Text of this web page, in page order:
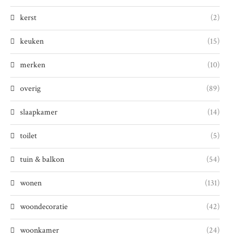
kerst (2)
keuken (15)
merken (10)
overig (89)
slaapkamer (14)
toilet (5)
tuin & balkon (54)
wonen (131)
woondecoratie (42)
woonkamer (24)